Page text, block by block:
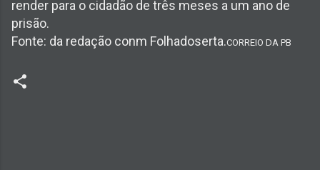
render para o cidadão de três meses a um ano de
prisão.
Fonte: da redação conm Folhadoserta.CORREIO DA PB